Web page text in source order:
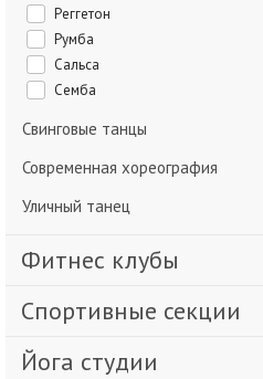
Реггетон
Румба
Сальса
Семба
Свинговые танцы
Современная хореография
Уличный танец
Фитнес клубы
Спортивные секции
Йога студии